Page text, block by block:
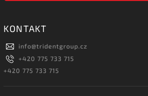
KONTAKT
info@tridentgroup.cz
+420 775 733 715
+420 775 733 715